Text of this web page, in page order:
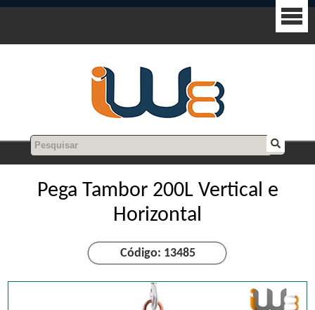
Pega Tambor 200L Vertical e
Horizontal
Código: 13485